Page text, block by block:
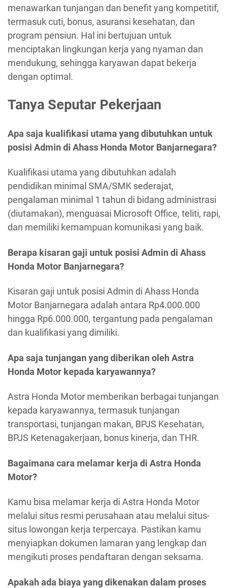
menawarkan tunjangan dan benefit yang kompetitif,
termasuk cuti, bonus, asuransi kesehatan, dan
program pensiun. Hal ini bertujuan untuk
menciptakan lingkungan kerja yang nyaman dan
mendukung, sehingga karyawan dapat bekerja
dengan optimal.
Tanya Seputar Pekerjaan
Apa saja kualifikasi utama yang dibutuhkan untuk
posisi Admin di Ahass Honda Motor Banjarnegara?
Kualifikasi utama yang dibutuhkan adalah
pendidikan minimal SMA/SMK sederajat,
pengalaman minimal 1 tahun di bidang administrasi
(diutamakan), menguasai Microsoft Office, teliti, rapi,
dan memiliki kemampuan komunikasi yang baik.
Berapa kisaran gaji untuk posisi Admin di Ahass
Honda Motor Banjarnegara?
Kisaran gaji untuk posisi Admin di Ahass Honda
Motor Banjarnegara adalah antara Rp4.000.000
hingga Rp6.000.000, tergantung pada pengalaman
dan kualifikasi yang dimiliki.
Apa saja tunjangan yang diberikan oleh Astra
Honda Motor kepada karyawannya?
Astra Honda Motor memberikan berbagai tunjangan
kepada karyawannya, termasuk tunjangan
transportasi, tunjangan makan, BPJS Kesehatan,
BPJS Ketenagakerjaan, bonus kinerja, dan THR.
Bagaimana cara melamar kerja di Astra Honda
Motor?
Kamu bisa melamar kerja di Astra Honda Motor
melalui situs resmi perusahaan atau melalui situs-
situs lowongan kerja terpercaya. Pastikan kamu
menyiapkan dokumen lamaran yang lengkap dan
mengikuti proses pendaftaran dengan seksama.
Apakah ada biaya yang dikenakan dalam proses